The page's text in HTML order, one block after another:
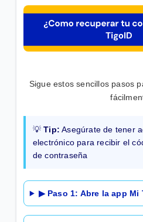
Gestionar tu red WIFI en Mi
Eliminar suscripción "Pago
General
Activación y desactivación
Compra de paquetes
Afiliación con Teléfono y
Compra de paquetes
Móvil
Sigue estos sencillos pasos
💡Tip: Asegúrate de tener
electrónico para recibir el
de contraseña
▶ Paso 1: Abre la app Mi